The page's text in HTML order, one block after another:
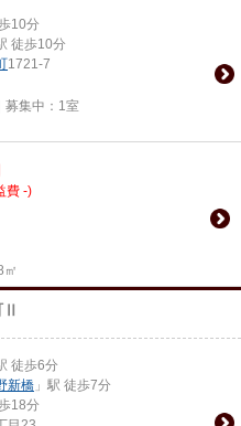
10分
徒歩10分
1721-7
集中： 1室
費 -)
㎡
Ⅱ
徒歩6分
新橋 」駅 徒歩7分
18分